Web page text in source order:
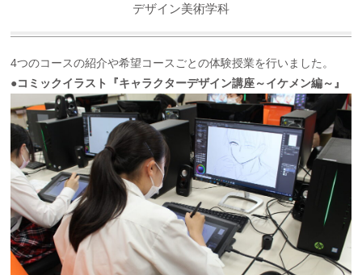
デザイン美術学科
4つのコースの紹介や希望コースごとの体験授業を行いました。
●コミックイラスト『キャラクターデザイン講座～イケメン編～』